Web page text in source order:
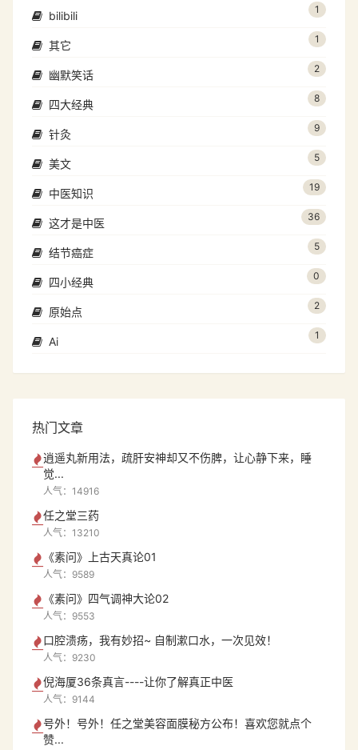
bilibili 1
其它 1
幽默笑话 2
四大经典 8
针灸 9
美文 5
中医知识 19
这才是中医 36
结节癌症 5
四小经典 0
原始点 2
Ai 1
热门文章
逍遥丸新用法，疏肝安神却又不伤脾，让心静下来，睡
觉...
人气：14916
任之堂三药
人气：13210
《素问》上古天真论01
人气：9589
《素问》四气调神大论02
人气：9553
口腔溃疡，我有妙招~ 自制漱口水，一次见效！
人气：9230
倪海厦36条真言----让你了解真正中医
人气：9144
号外！号外！任之堂美容面膜秘方公布！喜欢您就点个
赞...